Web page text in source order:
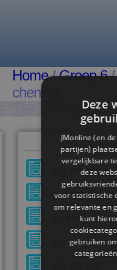
Home/Groep 6
chencht
ng en nk
d klinkt als t
ei en ij
au en ou
Deze
JMonline (en
partijen)
vergelijkbare
deze
voor statistische
om relevante en
kunt
gebruiken